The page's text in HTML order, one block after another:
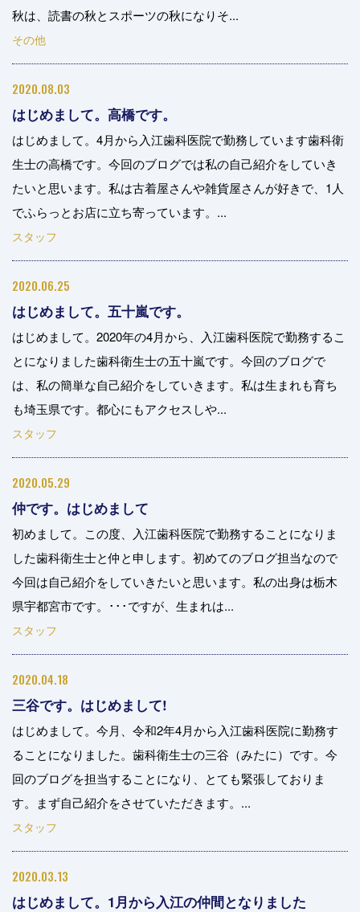
秋は、読書の秋とスポーツの秋になりそ...
その他
2020.08.03
はじめまして。高橋です。
はじめまして。4月から入江歯科医院で勤務しています歯科衛
生士の高橋です。今回のブログでは私の自己紹介をしていき
たいと思います。私は古着屋さんや雑貨屋さんが好きで、1人
でふらっとお店に立ち寄っています。...
スタッフ
2020.06.25
はじめまして。五十嵐です。
はじめまして。2020年の4月から、入江歯科医院で勤務するこ
とになりました歯科衛生士の五十嵐です。今回のブログで
は、私の簡単な自己紹介をしていきます。私は生まれも育ち
も埼玉県です。都心にもアクセスしや...
スタッフ
2020.05.29
仲です。はじめまして
初めまして。この度、入江歯科医院で勤務することになりま
した歯科衛生士と仲と申します。初めてのブログ担当なので
今回は自己紹介をしていきたいと思います。私の出身は栃木
県宇都宮市です。･･･ですが、生まれは...
スタッフ
2020.04.18
三谷です。はじめまして!
はじめまして。今月、令和2年4月から入江歯科医院に勤務す
ることになりました。歯科衛生士の三谷（みたに）です。今
回のブログを担当することになり、とても緊張しておりま
す。まず自己紹介をさせていただきます。...
スタッフ
2020.03.13
はじめまして。1月から入江の仲間となりました